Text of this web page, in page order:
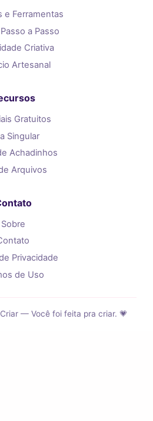
e Ferramentas
a Passo
Criativa
Artesanal
Gratuitos
Singular
Achadinhos
Arquivos
Sobre
Privacidade
de Uso
— Você foi feita pra criar. 💗